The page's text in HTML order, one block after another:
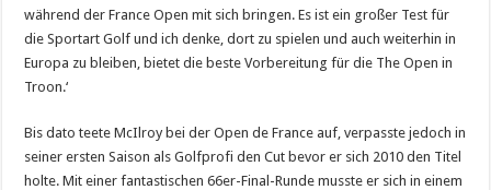
während der France Open mit sich bringen. Es ist ein großer Test für
die Sportart Golf und ich denke, dort zu spielen und auch weiterhin in
Europa zu bleiben, bietet die beste Vorbereitung für die The Open in
Troon.‘
Bis dato teete McIlroy bei der Open de France auf, verpasste jedoch in
seiner ersten Saison als Golfprofi den Cut bevor er sich 2010 den Titel
holte. Mit einer fantastischen 66er-Final-Runde musste er sich in einem